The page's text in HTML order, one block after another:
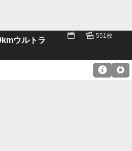
ウルトラ 📅 --- 🌄 551枚
⚙
